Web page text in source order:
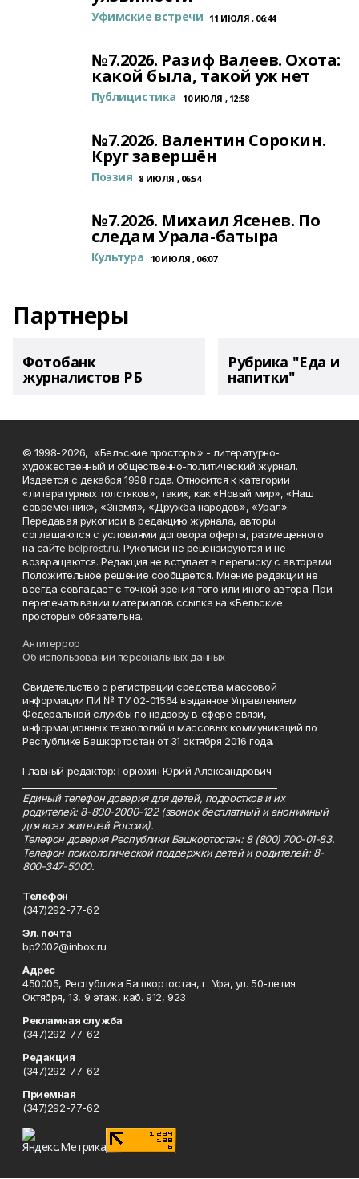
Уфимские встречи 11 ИЮЛЯ , 06:44
№7.2026. Разиф Валеев. Охота:
какой была, такой уж нет
Публицистика 10 ИЮЛЯ , 12:58
№7.2026. Валентин Сорокин.
Круг завершён
Поэзия 8 ИЮЛЯ , 06:54
№7.2026. Михаил Ясенев. По
следам Урала-батыра
Культура 10 ИЮЛЯ , 06:07
Партнеры
Фотобанк
журналистов РБ
Рубрика "Еда и
напитки"
© 1998-2026, «Бельские просторы» - литературно-
художественный и общественно-политический журнал.
Издается с декабря 1998 года. Относится к категории
«литературных толстяков», таких, как «Новый мир», «Наш
современник», «Знамя», «Дружба народов», «Урал».
Передавая рукописи в редакцию журнала, авторы
соглашаются с условиями договора оферты, размещенного
на сайтеbelprost.ru. Рукописи не рецензируются и не
возвращаются. Редакция не вступает в переписку с авторами.
Положительное решение сообщается. Мнение редакции не
всегда совпадает с точкой зрения того или иного автора. При
перепечатывании материалов ссылка на «Бельские
просторы» обязательна.
Антитеррор
Об использовании персональных данных
Свидетельство о регистрации средства массовой
информации ПИ № ТУ 02-01564 выданное Управлением
Федеральной службы по надзору в сфере связи,
информационных технологий и массовых коммуникаций по
Республике Башкортостан от 31 октября 2016 года.
Главный редактор: Горюхин Юрий Александрович
Единый телефон доверия для детей, подростков и их
родителей: 8-800-2000-122 (звонок бесплатный и анонимный
для всех жителей России).
Телефон доверия Республики Башкортостан: 8 (800) 700-01-83.
Телефон психологической поддержки детей и родителей: 8-
800-347-5000.
Телефон
(347)292-77-62
Эл. почта
bp2002@inbox.ru
Адрес
450005, Республика Башкортостан, г. Уфа, ул. 50-летия
Октября, 13, 9 этаж, каб. 912, 923
Рекламная служба
(347)292-77-62
Редакция
(347)292-77-62
Приемная
(347)292-77-62